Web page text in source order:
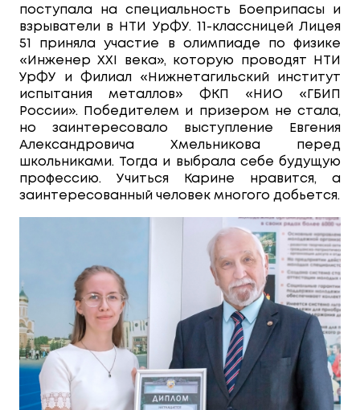
поступала на специальность Боеприпасы и
взрыватели в НТИ УрФУ. 11-классницей Лицея
51 приняла участие в олимпиаде по физике
«Инженер XXI века», которую проводят НТИ
УрФУ и Филиал «Нижнетагильский институт
испытания металлов» ФКП «НИО «ГБИП
России». Победителем и призером не стала,
но заинтересовало выступление Евгения
Александровича Хмельникова перед
школьниками. Тогда и выбрала себе будущую
профессию. Учиться Карине нравится, а
заинтересованный человек многого добьется.